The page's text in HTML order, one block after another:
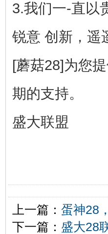
3.我们一-直以
锐意 创新，遥
[蘑菇28]为您
期的支持。
盛大联盟
上一篇： 蛋神28
下一篇： 盛大28